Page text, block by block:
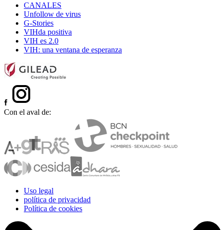
CANALES
Unfollow de virus
G-Stories
VIHda positiva
VIH es 2.0
VIH: una ventana de esperanza
Con el aval de:
Uso legal
política de privacidad
Política de cookies